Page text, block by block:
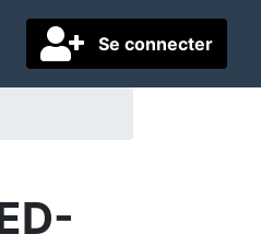
Se connecter